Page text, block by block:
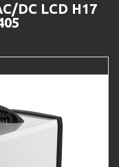
DC LCD H17